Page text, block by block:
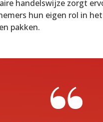
handelswijze zorgt
hun eigen rol in
pakken.